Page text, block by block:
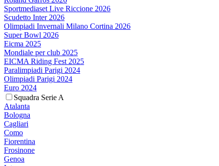
Sportmediaset Live Riccione 2026
Scudetto Inter 2026
Olimpiadi Invernali Milano Cortina 2026
Super Bowl 2026
Eicma 2025
Mondiale per club 2025
EICMA Riding Fest 2025
Paralimpiadi Parigi 2024
Olimpiadi Parigi 2024
Euro 2024
Squadra Serie A
Atalanta
Bologna
Cagliari
Como
Fiorentina
Frosinone
Genoa